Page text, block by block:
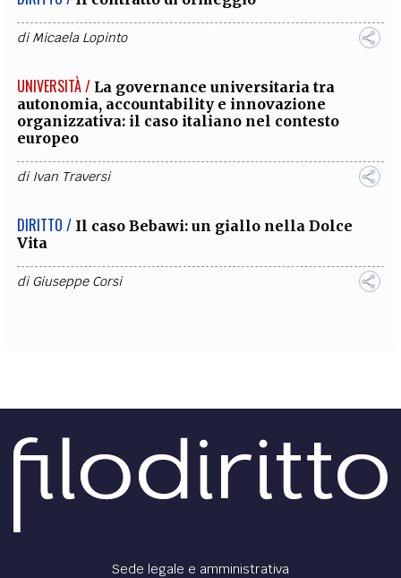
diMicaela Lopinto
UNIVERSITÀ / La governance universitaria tra
autonomia, accountability e innovazione
organizzativa: il caso italiano nel contesto
europeo
di Ivan Traversi
DIRITTO / Il caso Bebawi: un giallo nella Dolce
Vita
diGiuseppe Corsi
Sede legale e amministrativa